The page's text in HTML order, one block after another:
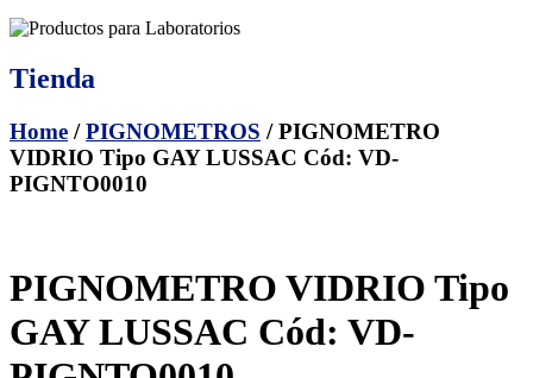
Tienda
Home /PIGNOMETROS / PIGNOMETRO
VIDRIO Tipo GAY LUSSAC Cód: VD-
PIGNTO0010
PIGNOMETRO VIDRIO Tipo
GAY LUSSAC Cód: VD-